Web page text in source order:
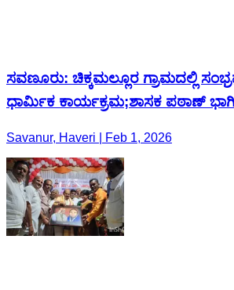
ಸವಣೂರು: ಚಿಕ್ಕಮಲ್ಲೂರ ಗ್ರಾಮದಲ್ಲಿ
ಧಾರ್ಮಿಕ ಕಾರ್ಯಕ್ರಮ;ಶಾಸಕ ಪಠಾಣ್
Savanur, Haveri | Feb 1, 2026